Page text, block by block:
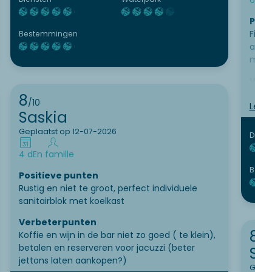
Bestemmingen
8/10
Saskia
Geplaatst op 12-07-2026
4 dEn famille
Positieve punten
Rustig en niet te groot, perfect individuele
sanitairblok met koelkast
Verbeterpunten
Koffie en wijn in de bar niet zo goed ( te klein),
betalen en reserveren voor jacuzzi (beter
jettons laten aankopen?)